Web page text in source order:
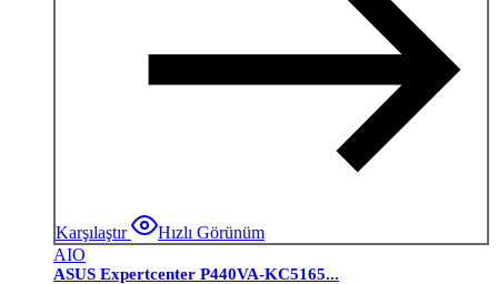
Karşılaştır
Hızlı Görünüm
AIO
ASUS Expertcenter P440VA-KC5165...